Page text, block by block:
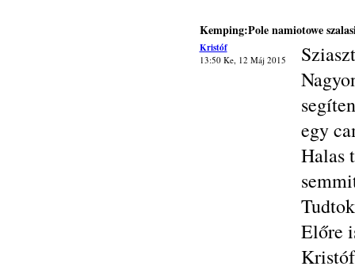
Kemping:Pole namiotowe
Kristóf
13:50 Ke, 12 Máj 2015
egy
Halas
Előre
Kristóf